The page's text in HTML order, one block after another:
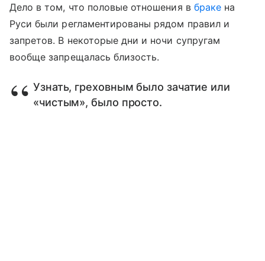
Дело в том, что половые отношения в бракена
Руси были регламентированы рядом правил и
запретов. В некоторые дни и ночи супругам
вообще запрещалась близость.
Узнать, греховным было зачатие или
«чистым», было просто.